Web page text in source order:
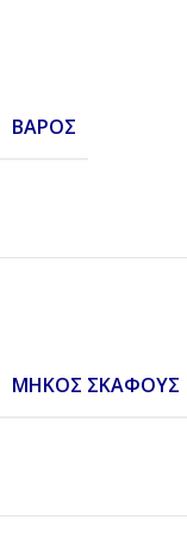
ΒΆΡΟΣ
ΜΉΚΟΣ ΣΚΆΦΟΥΣ